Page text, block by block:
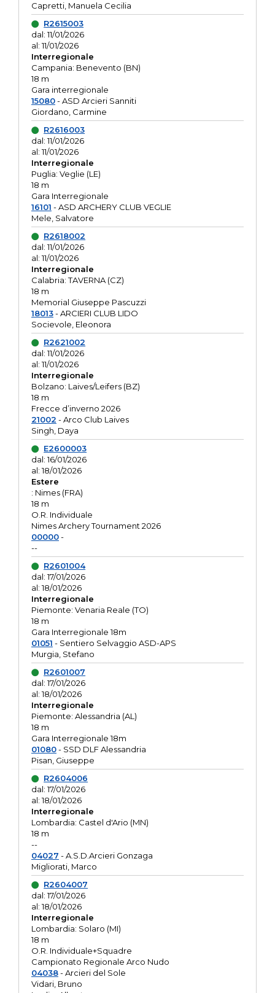
Capretti, Manuela Cecilia
R2615003
dal: 11/01/2026
al: 11/01/2026
Interregionale
Campania: Benevento (BN)
18 m
Gara interregionale
15080- ASD Arcieri Sanniti
Giordano, Carmine
R2616003
dal: 11/01/2026
al: 11/01/2026
Interregionale
Puglia: Veglie (LE)
18 m
Gara Interregionale
16101 - ASD ARCHERY CLUB VEGLIE
Mele, Salvatore
R2618002
dal: 11/01/2026
al: 11/01/2026
Interregionale
Calabria: TAVERNA (CZ)
18 m
Memorial Giuseppe Pascuzzi
18013- ARCIERI CLUB LIDO
Socievole, Eleonora
R2621002
dal: 11/01/2026
al: 11/01/2026
Interregionale
Bolzano: Laives/Leifers (BZ)
18 m
Frecce d’inverno 2026
21002 - Arco Club Laives
Singh, Daya
E2600003
dal: 16/01/2026
al: 18/01/2026
Estere
: Nimes (FRA)
18 m
O.R. Individuale
Nimes Archery Tournament 2026
00000-
--
R2601004
dal: 17/01/2026
al: 18/01/2026
Interregionale
Piemonte: Venaria Reale (TO)
18 m
Gara Interregionale 18m
01051 - Sentiero Selvaggio ASD-APS
Murgia, Stefano
R2601007
dal: 17/01/2026
al: 18/01/2026
Interregionale
Piemonte: Alessandria (AL)
18 m
Gara Interregionale 18m
01080- SSD DLF Alessandria
Pisan, Giuseppe
R2604006
dal: 17/01/2026
al: 18/01/2026
Interregionale
Lombardia: Castel d'Ario (MN)
18 m
--
04027 - A.S.D.Arcieri Gonzaga
Migliorati, Marco
R2604007
dal: 17/01/2026
al: 18/01/2026
Interregionale
Lombardia: Solaro (MI)
18 m
O.R. Individuale+Squadre
Campionato Regionale Arco Nudo
04038- Arcieri del Sole
Vidari, Bruno